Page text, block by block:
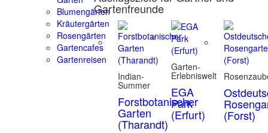
Blumengärten
Kräutergärten
Rosengärten
Gartencafes
Gartenreisen
Gartenfreunde
Indian-
Summer
Forstbotanischer
Garten
(Tharandt)
Garten-
Erlebniswelt
EGA
Park
(Erfurt) (Forst)